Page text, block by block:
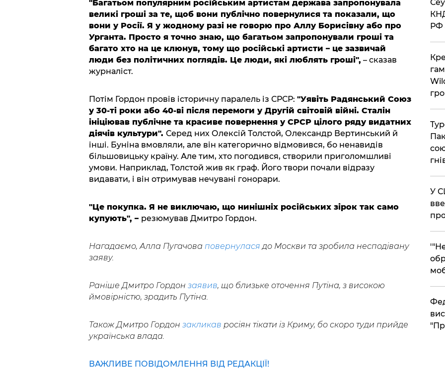
"Багатьом популярним російським артистам держава запропонувала
великі гроші за те, щоб вони публічно повернулися та показали, що
вони у Росії. Я у жодному разі не говорю про Аллу Борисівну або про
Урганта. Просто я точно знаю, що багатьом запропонували гроші та
багато хто на це клюнув, тому що російські артисти – це зазвичай
люди без політичних поглядів. Це люди, які люблять гроші", – сказав
журналіст.
Потім Гордон провів історичну паралель із СРСР: "Уявіть Радянський Союз
у 30-ті роки або 40-ві після перемоги у Другій світовій війні. Сталін
ініціював публічне та красиве повернення у СРСР цілого ряду видатних
діячів культури". Серед них Олексій Толстой, Олександр Вертинський й
інші. Буніна вмовляли, але він категорично відмовився, бо ненавидів
більшовицьку країну. Але тим, хто погодився, створили приголомшливі
умови. Наприклад, Толстой жив як граф. Його твори почали відразу
видавати, і він отримував нечувані гонорари.
"Це покупка. Я не виключаю, що нинішніх російських зірок так само
купують", – резюмував Дмитро Гордон.
Нагадаємо, Алла Пугачова повернулася до Москви та зробила несподівану
заяву.
Раніше Дмитро Гордон заявив, що близьке оточення Путіна, з високою
ймовірністю, зрадить Путіна.
Також Дмитро Гордон закликав росіян тікати із Криму, бо скоро туди прийде
українська влада.
ВАЖЛИВЕ ПОВІДОМЛЕННЯ ВІД РЕДАКЦІЇ!
РФ
​У